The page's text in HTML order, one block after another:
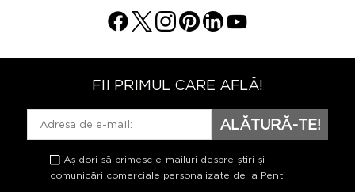
FII PRIMUL CARE AFLĂ!
ALĂTURĂ-TE!
Aș dori să primesc e-mailuri despre știri și
comunicări comerciale personalizate de la Penti